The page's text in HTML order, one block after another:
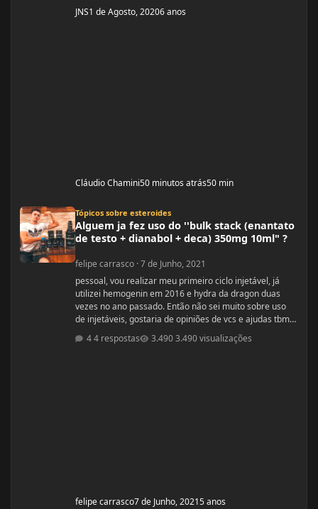
JNS1 de Agosto, 20206 anos
Cláudio Chamini50 minutos atrás50 min
Tópicos sobre esteroides
Alguem ja fez uso do ''bulk stack (enantato
de testo + dianabol + deca) 350mg 10ml" ?
felipe carrasco ·7 de Junho, 2021
pessoal, vou realizar meu primeiro ciclo injetável, já
utilizei hemogenin em 2016 e hydra da dragon duas
vezes no ano passado. Então não sei muito sobre uso
de injetáveis, gostaria de opiniões de vcs e ajudas tbm
stack que é formado por ENANTATO DE
4 respostas 3.490 visualizações
felipe carrasco7 de Junho, 20215 anos